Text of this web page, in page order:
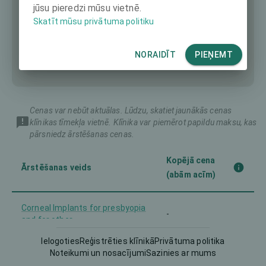
Cenas var nebūt aktuālas. Lūdzu, skatiet jaunākās cenas
klīnikas tīmekļa vietnē. Klīnika var piemērot papildu maksu, kas
pārsniedz ārstēšanas cenas.
Ārstēšanas veids
Kopējā cena
(abām acīm)
Corneal Implants for presbyopia
and for other
-
Implantable Contact Lens (ICL) -
IelogotiesReģistrēties klīnikāPrivātuma politika
Noteikumi un nosacījumiSazinies ar mums
jūsu pieredzi mūsu vietnē.
Skatīt mūsu privātuma politiku
NORAIDĪT PIEŅEMT